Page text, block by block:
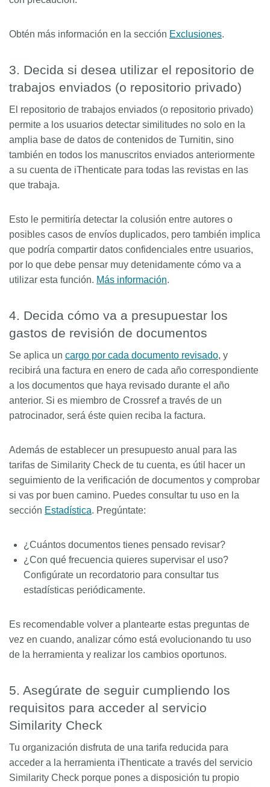
Obtén más información en la sección Exclusiones.
3. Decida si desea utilizar el repositorio de
trabajos enviados (o repositorio privado)
El repositorio de trabajos enviados (o repositorio privado)
permite a los usuarios detectar similitudes no solo en la
amplia base de datos de contenidos de Turnitin, sino
también en todos los manuscritos enviados anteriormente
a su cuenta de iThenticate para todas las revistas en las
que trabaja.
Esto le permitiría detectar la colusión entre autores o
posibles casos de envíos duplicados, pero también implica
que podría compartir datos confidenciales entre usuarios,
por lo que debe pensar muy detenidamente cómo va a
utilizar esta función. Más información.
4. Decida cómo va a presupuestar los
gastos de revisión de documentos
Se aplica un cargo por cada documento revisado, y
recibirá una factura en enero de cada año correspondiente
a los documentos que haya revisado durante el año
anterior. Si es miembro de Crossref a través de un
patrocinador, será éste quien reciba la factura.
Además de establecer un presupuesto anual para las
tarifas de Similarity Check de tu cuenta, es útil hacer un
seguimiento de la verificación de documentos y comprobar
si vas por buen camino. Puedes consultar tu uso en la
sección Estadística. Pregúntate:
¿Cuántos documentos tienes pensado revisar?
¿Con qué frecuencia quieres supervisar el uso?
Configúrate un recordatorio para consultar tus
estadísticas periódicamente.
Es recomendable volver a plantearte estas preguntas de
vez en cuando, analizar cómo está evolucionando tu uso
de la herramienta y realizar los cambios oportunos.
5. Asegúrate de seguir cumpliendo los
requisitos para acceder al servicio
Similarity Check
Tu organización disfruta de una tarifa reducida para
acceder a la herramienta iThenticate a través del servicio
Similarity Check porque pones a disposición tu propio